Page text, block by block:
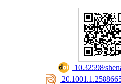
10.32598/